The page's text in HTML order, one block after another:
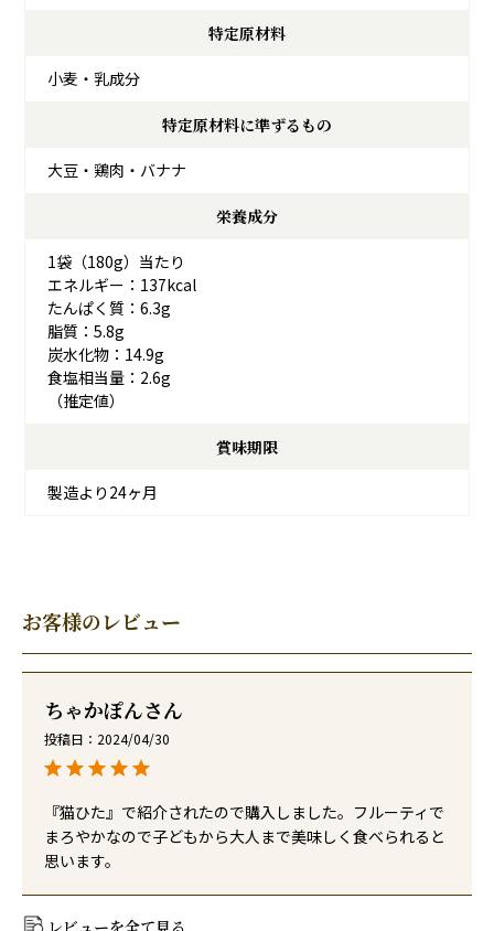
特定原材料
小麦・乳成分
特定原材料に準ずるもの
大豆・鶏肉・バナナ
栄養成分
1袋（180g）当たり
エネルギー：137kcal
たんぱく質：6.3g
脂質：5.8g
炭水化物：14.9g
食塩相当量：2.6g
（推定値）
賞味期限
製造より24ヶ月
お客様のレビュー
ちゃかぽん
投稿日 2024/04/30
『猫ひた』で紹介されたので購入しました。フルーティで
まろやかなので子どもから大人まで美味しく食べられると
思います。